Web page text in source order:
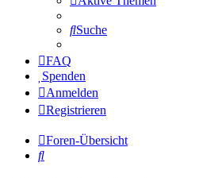
Suche
FAQ
Spenden
Anmelden
Registrieren
Foren-Übersicht
Suche